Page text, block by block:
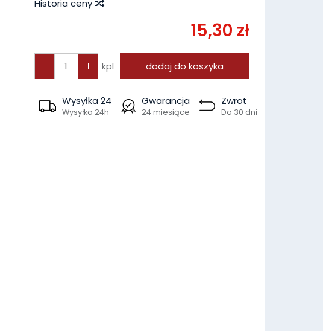
Historia ceny
15,30 zł
kpl dodaj do koszyka
Wysyłka 24
Wysyłka 24h
Gwarancja
24 miesiące
Zwrot
Do 30 dni